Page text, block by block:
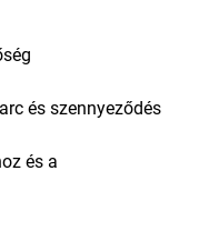
és szennyeződés
és a